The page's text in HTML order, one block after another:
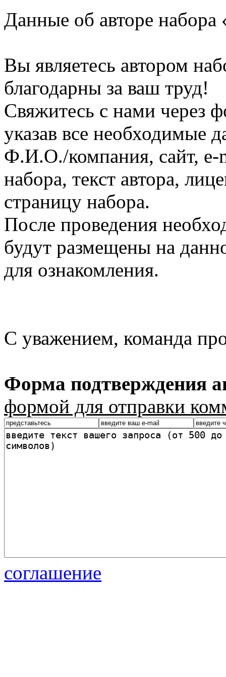
Данные об авторе набора
Вы являетесь автором
благодарны за ваш труд!
Свяжитесь с нами через
указав все необходимые
Ф.И.О./компания, сайт, e-
набора, текст автора,
страницу набора.
После проведения
будут размещены на
для ознакомления.
С уважением, команда
Форма подтверждения
формой для отправки
соглашение